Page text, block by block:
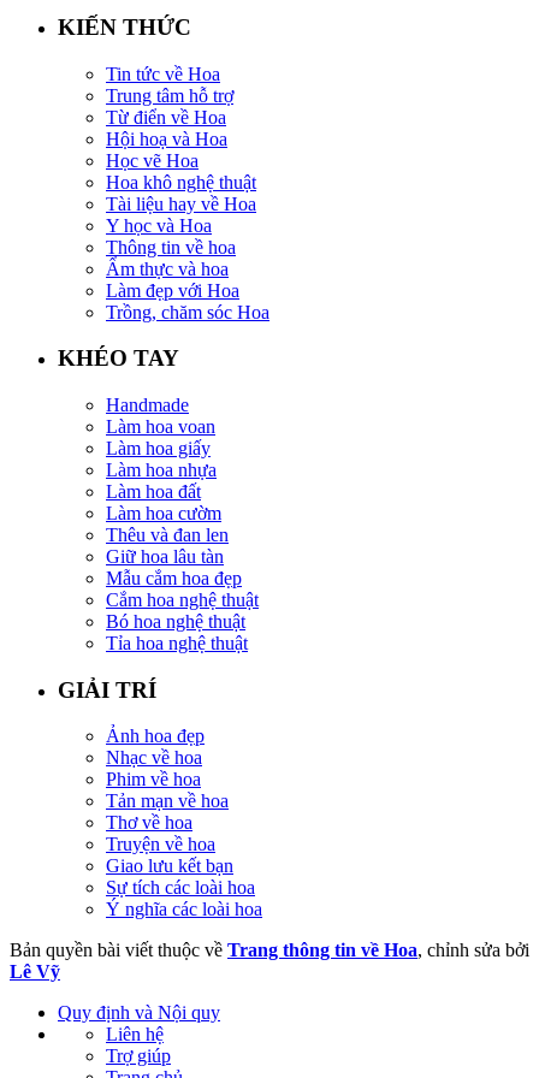
KIẾN THỨC
Tin tức về Hoa
Trung tâm hỗ trợ
Từ điển về Hoa
Hội hoạ và Hoa
Học vẽ Hoa
Hoa khô nghệ thuật
Tài liệu hay về Hoa
Y học và Hoa
Thông tin về hoa
Ẩm thực và hoa
Làm đẹp với Hoa
Trồng, chăm sóc Hoa
KHÉO TAY
Handmade
Làm hoa voan
Làm hoa giấy
Làm hoa nhựa
Làm hoa đất
Làm hoa cườm
Thêu và đan len
Giữ hoa lâu tàn
Mẫu cắm hoa đẹp
Cắm hoa nghệ thuật
Bó hoa nghệ thuật
Tỉa hoa nghệ thuật
GIẢI TRÍ
Ảnh hoa đẹp
Nhạc về hoa
Phim về hoa
Tản mạn về hoa
Thơ về hoa
Truyện về hoa
Giao lưu kết bạn
Sự tích các loài hoa
Ý nghĩa các loài hoa
Bản quyền bài viết thuộc về Trang thông tin về Hoa, chỉnh sửa bởi
Lê Vỹ
Quy định và Nội quy
Liên hệ
Trợ giúp